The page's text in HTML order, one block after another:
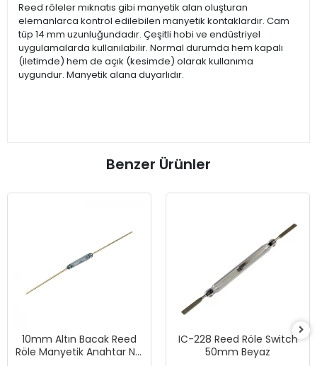
Reed röleler mıknatıs gibi manyetik alan oluşturan
elemanlarca kontrol edilebilen manyetik kontaklardır. Cam
tüp 14 mm uzunluğundadır. Çeşitli hobi ve endüstriyel
uygulamalarda kullanılabilir. Normal durumda hem kapalı
(iletimde) hem de açık (kesimde) olarak kullanıma
uygundur. Manyetik alana duyarlıdır.
Benzer Ürünler
10mm Altın Bacak Reed
Röle Manyetik Anahtar NO
IC-228 Reed Röle Switch
50mm Beyaz